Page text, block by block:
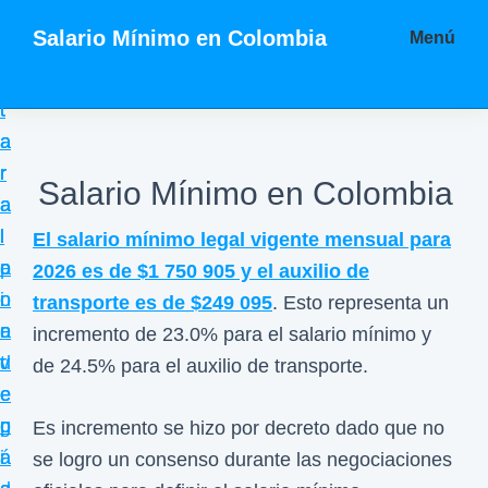
t
a
r
a
a
n
a
v
e
g
a
t
a
r
a
c
o
n
t
e
n
i
t
a
r
a
p
i
e
d
e
p
á
Salario Mínimo en Colombia
i
n
f
Menú
Salario Mínimo en Colombia
El salario mínimo legal vigente mensual para
2026 es de $1 750 905 y el auxilio de
transporte es de $249 095. Esto representa un
incremento de 23.0% para el salario mínimo y
de 24.5% para el auxilio de transporte.
Es incremento se hizo por decreto dado que no
se logro un consenso durante las negociaciones